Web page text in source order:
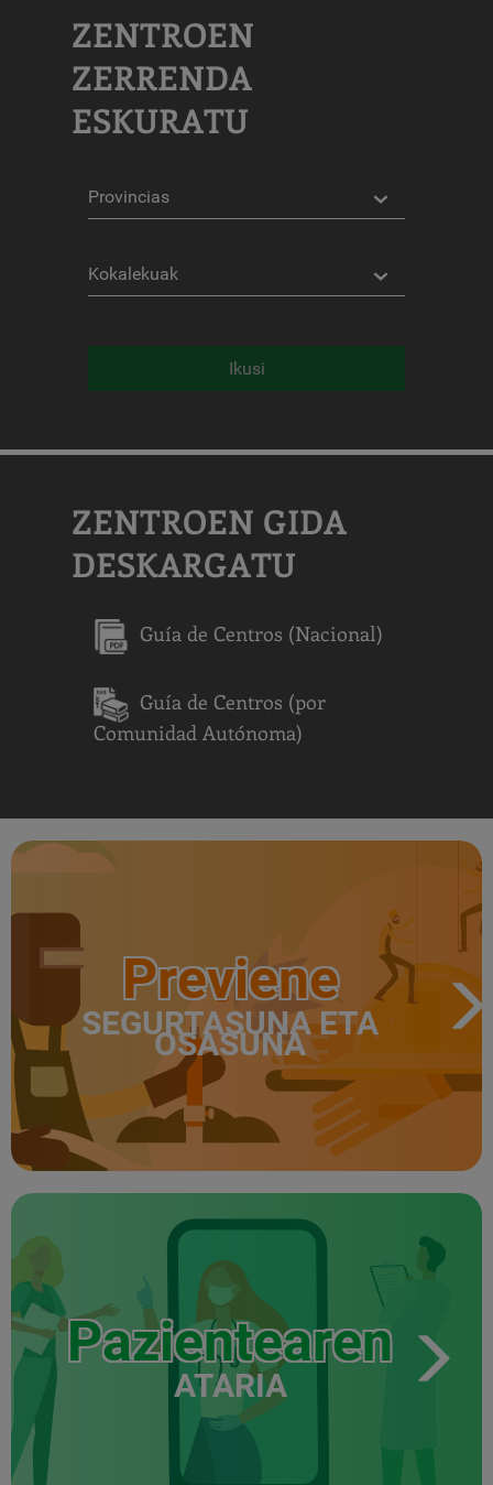
ZENTROEN
ZERRENDA
ESKURATU
Kokalekuak
Ikusi
ZENTROEN GIDA
DESKARGATU
Guía de Centros (Nacional)
Guía de Centros (por
Comunidad Autónoma)
Previene
SEGURTASUNA ETA
OSASUNA
Pazientearen
ATARIA